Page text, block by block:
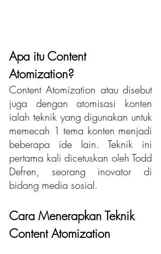
Apa itu Content
Atomization?
Content Atomization atau disebut
juga dengan atomisasi konten
ialah teknik yang digunakan untuk
memecah 1 tema konten menjadi
beberapa ide lain. Teknik ini
pertama kali dicetuskan oleh Todd
Defren, seorang inovator di
bidang media sosial.
Cara Menerapkan Teknik
Content Atomization